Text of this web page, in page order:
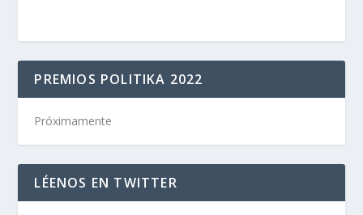
PREMIOS POLITIKA 2022
Próximamente
LÉENOS EN TWITTER